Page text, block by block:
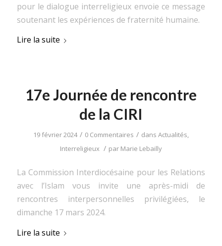
pour le dialogue interreligieux envoie ce message
soutenant les expériences de fraternité humaine.
Lire la suite
17e Journée de rencontre
de la CIRI
19 février 2024 / 0 Commentaires / dans Actualités
Interreligieux / par Marie Lebailly
La Commission Interdiocésaine pour les Relations
avec l’Islam vous invite une après-midi de
rencontres interpersonnelles privilégiées, le
dimanche 17 mars 2024.
Lire la suite